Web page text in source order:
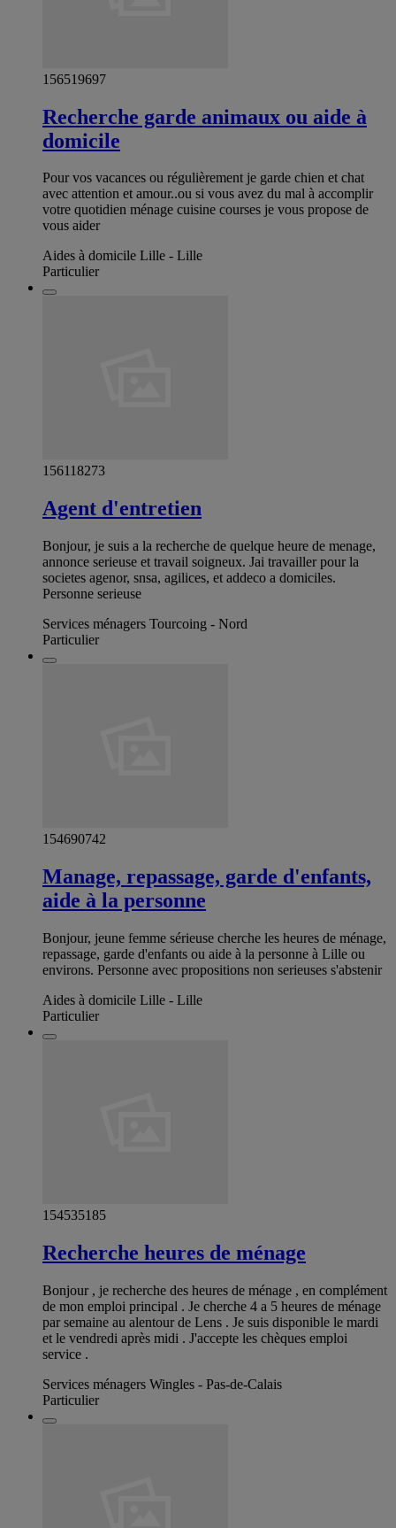
156519697
Recherche garde animaux ou aide à
domicile
Pour vos vacances ou régulièrement je garde chien et chat
avec attention et amour..ou si vous avez du mal à accomplir
votre quotidien ménage cuisine courses je vous propose de
vous aider
Aides à domicile Lille - Lille
Particulier
156118273
Agent d'entretien
Bonjour, je suis a la recherche de quelque heure de menage,
annonce serieuse et travail soigneux. Jai travailler pour la
societes agenor, snsa, agilices, et addeco a domiciles.
Personne serieuse
Services ménagers Tourcoing - Nord
Particulier
154690742
Manage, repassage, garde d'enfants,
aide à la personne
Bonjour, jeune femme sérieuse cherche les heures de ménage,
repassage, garde d'enfants ou aide à la personne à Lille ou
environs. Personne avec propositions non serieuses s'abstenir
Aides à domicile Lille - Lille
Particulier
154535185
Recherche heures de ménage
Bonjour , je recherche des heures de ménage , en complément
de mon emploi principal . Je cherche 4 a 5 heures de ménage
par semaine au alentour de Lens . Je suis disponible le mardi
et le vendredi après midi . J'accepte les chèques emploi
service .
Services ménagers Wingles - Pas-de-Calais
Particulier